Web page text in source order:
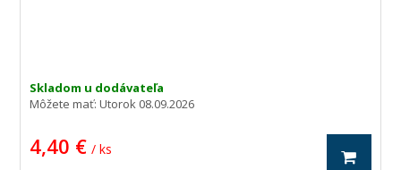
Skladom u dodávateľa
Môžete mať:Utorok 08.09.2026
4,40 € / ks